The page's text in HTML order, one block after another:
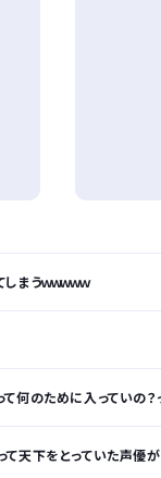
まうｗｗｗｗｗ
何のために入っていの？
天下をとっていた声優が